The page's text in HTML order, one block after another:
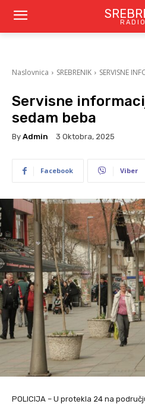
RADIO
Naslovnica SREBRENIK SERVISNE
Servisne
sedam beba
By Admin 3 Oktobra, 2025
Facebook Viber
POLICIJA – U protekla 24 na